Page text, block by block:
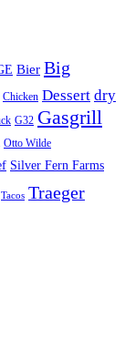
Bier Big
Chicken Dessert dry
G32 Gasgrill
Otto Wilde
Silver Fern Farms
Tacos Traeger